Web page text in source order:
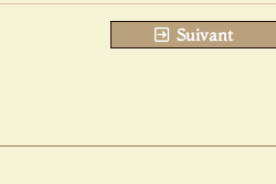
Suivant